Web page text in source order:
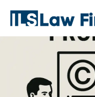
content